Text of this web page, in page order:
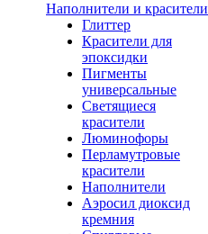
Наполнители и красители
Глиттер
Красители для
эпоксидки
Пигменты
универсальные
Светящиеся
красители
Люминофоры
Перламутровые
красители
Наполнители
Аэросил диоксид
кремния